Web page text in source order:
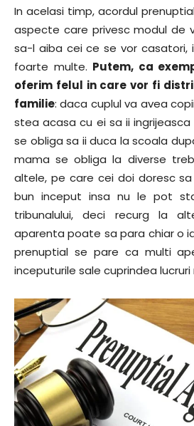
In acelasi timp, acordul
aspecte care privesc modul de
sa-l aiba cei ce se vor casatori,
foarte multe. Putem, ca
oferim felul in care vor fi
familie: daca cuplul va avea
stea acasa cu ei sa ii
se obliga sa ii duca la scoala
mama se obliga la diverse
altele, pe care cei doi doresc
bun inceput insa nu le pot
tribunalului, deci recurg la
aparenta poate sa para chiar o
prenuptial se pare ca multi
inceputurile sale cuprindea